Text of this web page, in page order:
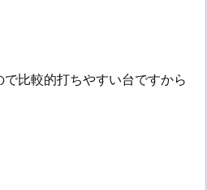
比較的打ちやすい台ですから